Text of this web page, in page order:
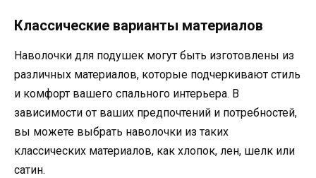
Классические варианты материалов
Наволочки для подушек могут быть изготовлены из
различных материалов, которые подчеркивают стиль
и комфорт вашего спального интерьера. В
зависимости от ваших предпочтений и потребностей,
вы можете выбрать наволочки из таких
классических материалов, как хлопок, лен, шелк или
сатин.